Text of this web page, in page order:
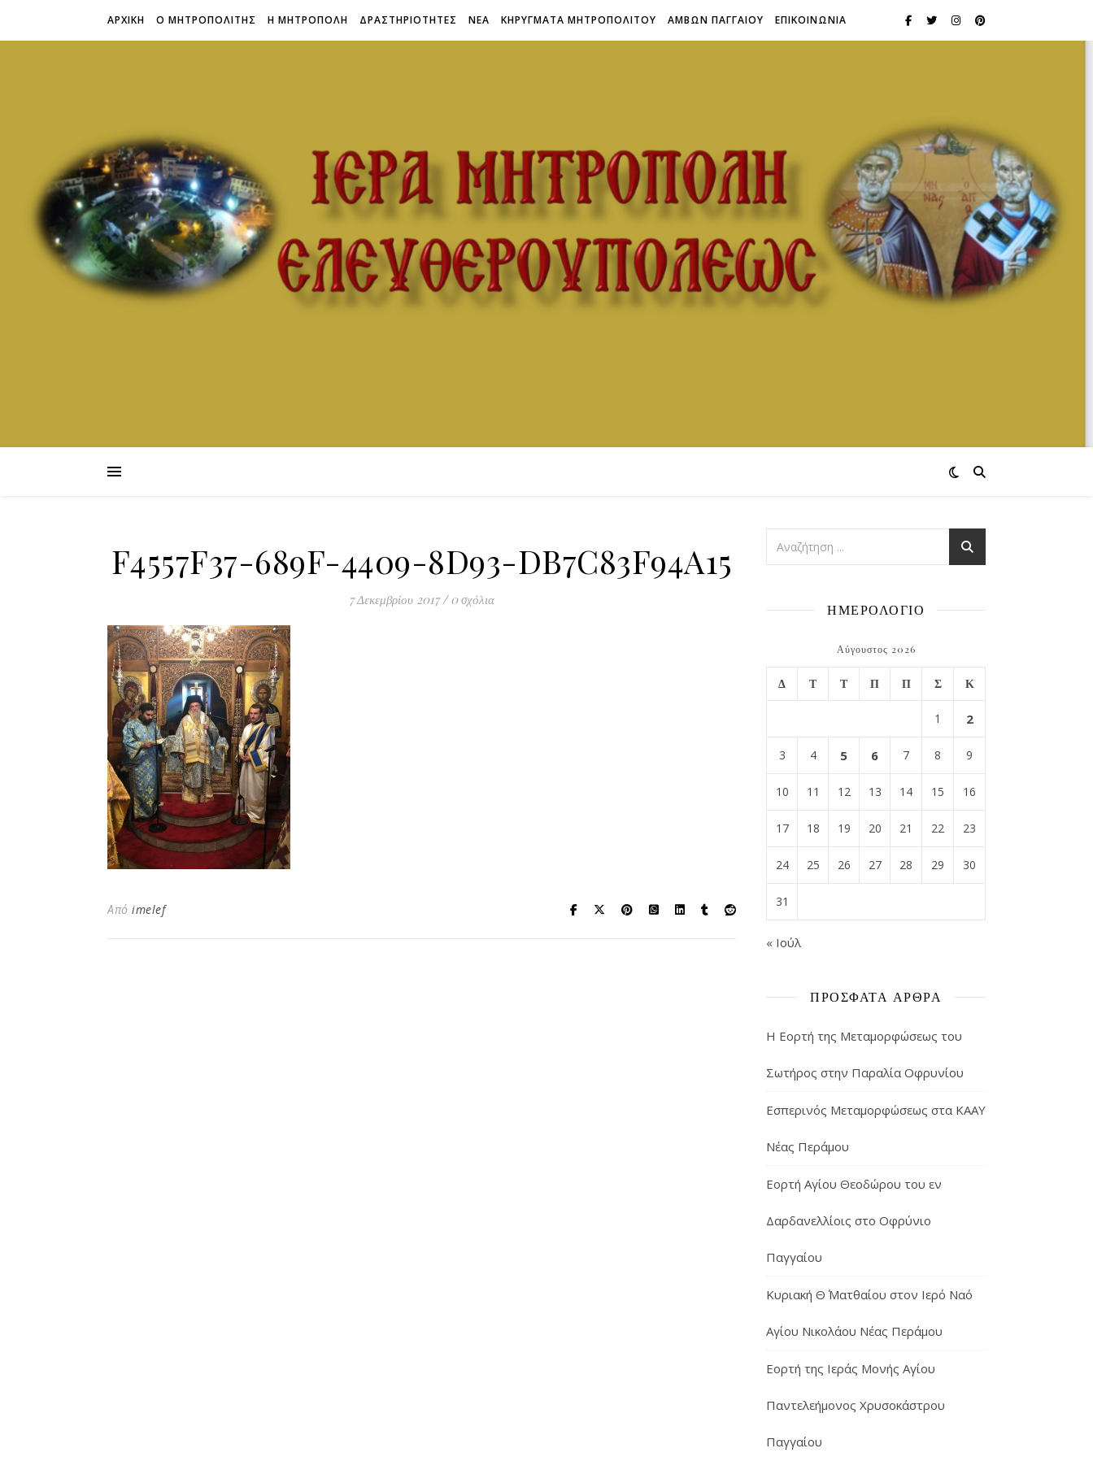
ΑΡΧΙΚΗ Ο ΜΗΤΡΟΠΟΛΙΤΗΣ Η ΜΗΤΡΟΠΟΛΗ ΔΡΑΣΤΗΡΙΟΤΗΤΕΣ ΝΕΑ ΚΗΡΥΓΜΑΤΑ ΜΗΤΡΟΠΟΛΙΤΟΥ ΑΜΒΩΝ ΠΑΓΓΑΙΟΥ ΕΠΙΚΟΙΝΩΝΙΑ
F4557F37-689F-4409-8D93-DB7C83F94A15
7 Δεκεμβρίου 2017 / 0 σχόλια
Από imelef
ΗΜΕΡΟΛΟΓΙΟ
Αύγουστος 2026
Δ Τ Τ Π Π Σ Κ
1 2
3 4 5 6 7 8 9
10 11 12 13 14 15 16
17 18 19 20 21 22 23
24 25 26 27 28 29 30
31
« Ιούλ
ΠΡΌΣΦΑΤΑ ΆΡΘΡΑ
Η Εορτή της Μεταμορφώσεως του
Σωτήρος στην Παραλία Οφρυνίου
Εσπερινός Μεταμορφώσεως στα ΚΑΑΥ
Νέας Περάμου
Εορτή Αγίου Θεοδώρου του εν
Δαρδανελλίοις στο Οφρύνιο
Παγγαίου
Κυριακή Θ΄ Ματθαίου στον Ιερό Ναό
Αγίου Νικολάου Νέας Περάμου
Εορτή της Ιεράς Μονής Αγίου
Παντελεήμονος Χρυσοκάστρου
Παγγαίου